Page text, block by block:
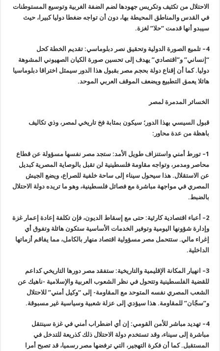
الاحتلال من تكثيف وتكريس جهودها لضم الضفة الغربية وتوسيع المستوطنات
في القدس والمناطق المحيطة بها، دون أن تواجه ضغطا دوليا كبيرا، حيث
سيبدو أنها قدمت “حلا” لغزة.
4
–تلميع الصورة الدولية وتحقيق نصر دبلوماسي: تقديم الخطة كحل
“إنساني” و”اقتصادي” يهدف إلى تحسين صورة الكيان الصهيوني المشوهة
دوليا. كما أن إقناع دولة بحجم مصر بقبول هذا الدور سيمثل اختراقا دبلوماسيا
هائلا يعمق التطبيع ويضعف الموقف العربي الموحد.
الخسائر المدمرة لمصر
قبول السيسي بهذا الدور؛ سيكون بمثابة فخ تاريخي لمصر، وذي تكاليف
باهظة من عدة محاور :
1
–تورط أمني واستنزاف طويل الأمد: ستجد مصر نفسها مسؤولة عن قطاع
محاصر ومدمر، وتواجه مقاومة فلسطينية لن تقبل بالوصاية المصرية كبديل
عن الاستقلال. هذا سيحول سيناء إلى ساحة خلفية للصراع، ويضع الجيش
المصري في مواجهة مباشرة مع فصائل فلسطينية، وهو ما تريده دولة الاحتلال
بالضبط.
2
–أعباء اقتصادية كارثية: حتى مع إسقاط الديون، فإن تكلفة إعادة إعمار غزة
وإدارة شؤونها اليومية وتوفير الخدمات الأساسية ستكون هائلة وتفوق أي
إغراء مالي. ستتحمل مصر مسؤولية اقتصاد منهار بالكامل، مما يفاقم أزماتها
الداخلية.
3
– انهيار المكانة الإقليمية والتاريخية: ستفقد مصر دورها التاريخي كداعم
للقضية الفلسطينية وتتحول في نظر الشعوب العربية والإسلامية -ناهيك عن
الشعب المصري نفسه المتوحد مع المقاومة- إلى “وكيل أمني” للاحتلال
و”سجّان” للمقاومة. هذا سيؤدي إلى عزلة شعبية وسياسية غير مسبوقة.
4
–تهديد مباشر للأمن القومي: إن أي اضطراب أمني في غزة سينتقل
مباشرة إلى سيناء، وقد تستخدم دولة الاحتلال ذلك كذريعة للتدخل في
المستقبل. كما أن فكرة التهجير، التي ترفضها مصر رسميا، قد تصبح أمرا